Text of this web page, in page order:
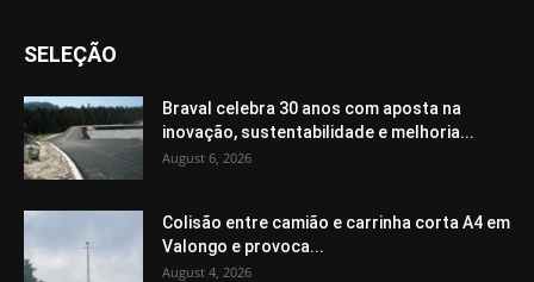
SELEÇÃO
Braval celebra 30 anos com aposta na
inovação, sustentabilidade e melhoria...
August 6, 2026
Colisão entre camião e carrinha corta A4 em
Valongo e provoca...
August 4, 2026